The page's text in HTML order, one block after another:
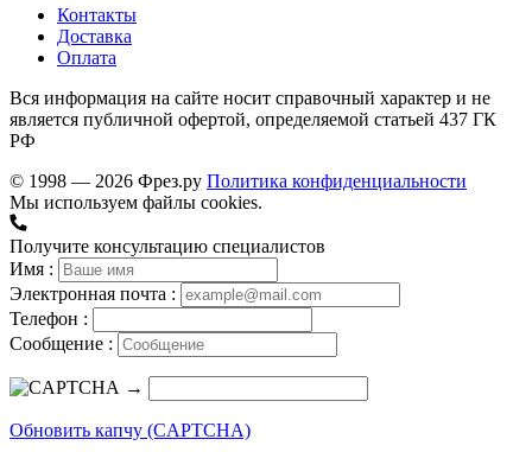
Контакты
Доставка
Оплата
Вся информация на сайте носит справочный характер и не
является публичной офертой, определяемой статьей 437 ГК
РФ
© 1998 — 2026 Фрез.ру Политика конфиденциальности
Мы используем файлы cookies.
Получите консультацию специалистов
Имя :
Электронная почта :
Телефон :
Сообщение :
→
Обновить капчу (CAPTCHA)